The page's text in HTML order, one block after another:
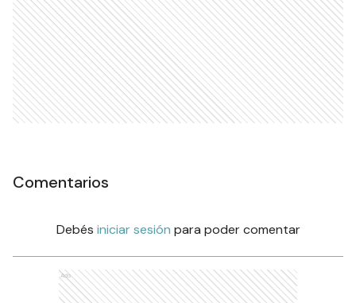
Comentarios
Debés iniciar sesión para poder comentar
Ads